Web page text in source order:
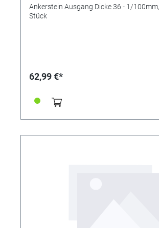
Ankerstein Ausgang Dicke 36 - 1/
Stück
62,99 €*